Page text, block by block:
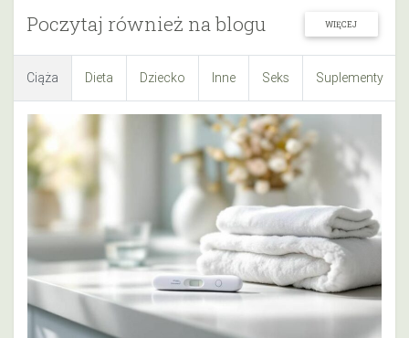
Poczytaj również na blogu WIĘCEJ
Ciąża Dieta Dziecko Inne Seks Suplementy